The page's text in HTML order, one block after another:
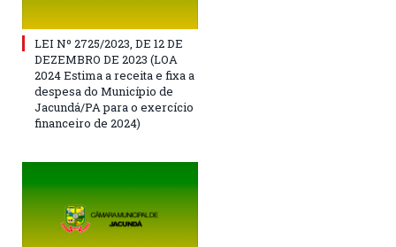
LEI Nº 2725/2023, DE 12 DE
DEZEMBRO DE 2023 (LOA
2024 Estima a receita e fixa a
despesa do Município de
Jacundá/PA para o exercício
financeiro de 2024)